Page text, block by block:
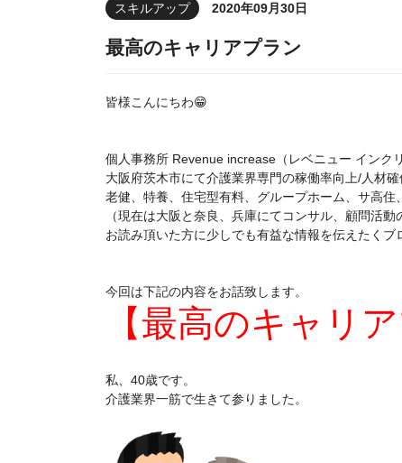
スキルアップ 2020年09月30日
最高のキャリアプラン
皆様こんにちわ😁
個人事務所 Revenue increase（レベニュー イン
大阪府茨木市にて介護業界専門の稼働率向上/人材
老健、特養、住宅型有料、グループホーム、サ高住
（現在は大阪と奈良、兵庫にてコンサル、顧問活動
お読み頂いた方に少しでも有益な情報を伝えたくブ
今回は下記の内容をお話致します。
【最高のキャリ
私、40歳です。
介護業界一筋で生きて参りました。